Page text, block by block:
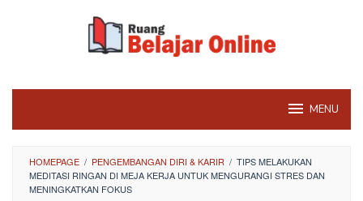
MENU
HOMEPAGE / PENGEMBANGAN DIRI & KARIR / TIPS MELAKUKAN
MEDITASI RINGAN DI MEJA KERJA UNTUK MENGURANGI STRES DAN
MENINGKATKAN FOKUS